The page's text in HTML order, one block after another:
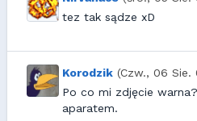
tez tak sądze xD
Korodzik (Czw., 06 Sie.
Po co mi zdjęcie
aparatem.